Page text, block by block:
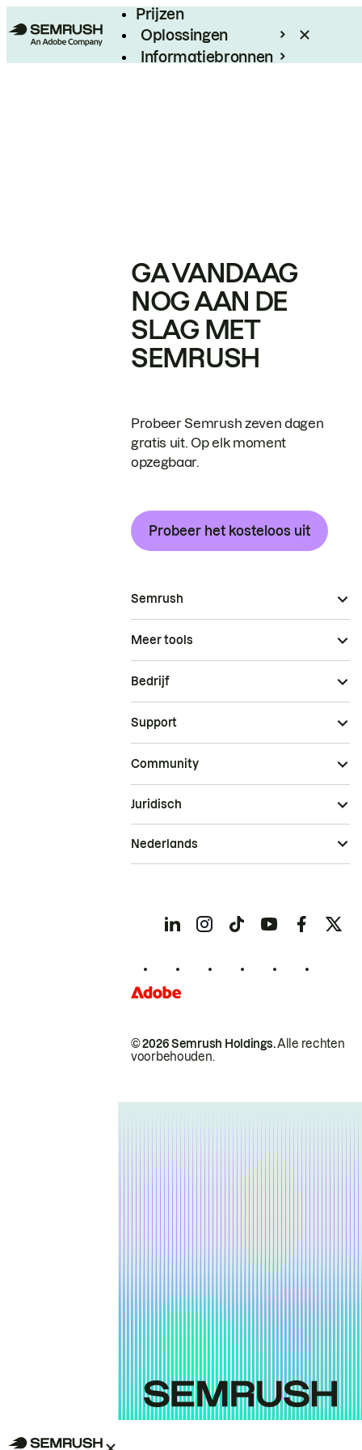
Prijzen
Oplossingen
Informatiebronnen
GA VANDAAG
NOG AAN DE
SLAG MET
SEMRUSH
Probeer Semrush zeven dagen
gratis uit. Op elk moment
opzegbaar.
Probeer het kosteloos uit
Semrush
Meer tools
Bedrijf
Support
Community
© 2026 Semrush Holdings.Alle rechten
voorbehouden.
Juridisch
Nederlands